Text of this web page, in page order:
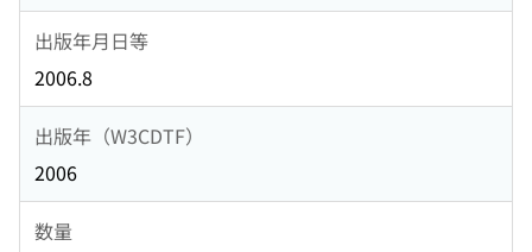
出版年月日等
2006.8
出版年（W3CDTF）
2006
数量